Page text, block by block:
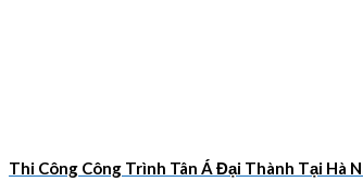
Thi Công Công Trình Tân Á Đại Thành Tại Hà